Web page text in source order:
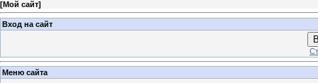
[Мой сайт]
Вход на сайт
Меню сайта